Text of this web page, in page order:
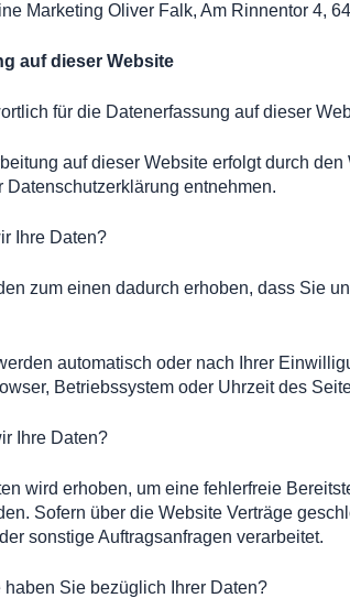
Marketing Oliver Falk, Am Rinnentor 4,
auf dieser Website
für die Datenerfassung auf dieser
auf dieser Website erfolgt durch
Datenschutzerklärung entnehmen.
Ihre Daten?
zum einen dadurch erhoben, dass Sie
automatisch oder nach Ihrer
Betriebssystem oder Uhrzeit des
Ihre Daten?
wird erhoben, um eine fehlerfreie
Sofern über die Website Verträge
sonstige Auftragsanfragen verarbeitet.
Sie bezüglich Ihrer Daten?